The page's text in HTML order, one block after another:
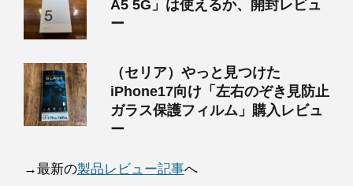
A5 5G」は使えるか、開封レビュ
ー
（セリア）やっと見つけた
iPhone17向け「左右のぞき見防止
ガラス保護フィルム」購入レビュ
ー
→最新の製品レビュー記事へ